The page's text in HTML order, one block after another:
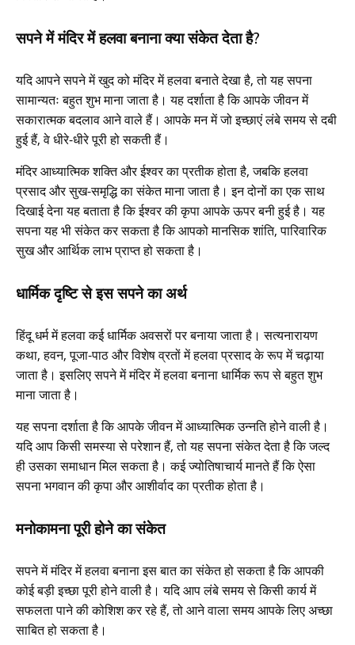
सपने में मंदिर में हलवा बनाना क्या संकेत देता है?
यदि आपने सपने में खुद को मंदिर में हलवा बनाते देखा है, तो यह सपना
सामान्यतः बहुत शुभ माना जाता है। यह दर्शाता है कि आपके जीवन में
सकारात्मक बदलाव आने वाले हैं। आपके मन में जो इच्छाएं लंबे समय से दबी
हुई हैं, वे धीरे-धीरे पूरी हो सकती हैं।
मंदिर आध्यात्मिक शक्ति और ईश्वर का प्रतीक होता है, जबकि हलवा
प्रसाद और सुख-समृद्धि का संकेत माना जाता है। इन दोनों का एक साथ
दिखाई देना यह बताता है कि ईश्वर की कृपा आपके ऊपर बनी हुई है। यह
सपना यह भी संकेत कर सकता है कि आपको मानसिक शांति, पारिवारिक
सुख और आर्थिक लाभ प्राप्त हो सकता है।
धार्मिक दृष्टि से इस सपने का अर्थ
हिंदू धर्म में हलवा कई धार्मिक अवसरों पर बनाया जाता है। सत्यनारायण
कथा, हवन, पूजा-पाठ और विशेष व्रतों में हलवा प्रसाद के रूप में चढ़ाया
जाता है। इसलिए सपने में मंदिर में हलवा बनाना धार्मिक रूप से बहुत शुभ
माना जाता है।
यह सपना दर्शाता है कि आपके जीवन में आध्यात्मिक उन्नति होने वाली है।
यदि आप किसी समस्या से परेशान हैं, तो यह सपना संकेत देता है कि जल्द
ही उसका समाधान मिल सकता है। कई ज्योतिषाचार्य मानते हैं कि ऐसा
सपना भगवान की कृपा और आशीर्वाद का प्रतीक होता है।
मनोकामना पूरी होने का संकेत
सपने में मंदिर में हलवा बनाना इस बात का संकेत हो सकता है कि आपकी
कोई बड़ी इच्छा पूरी होने वाली है। यदि आप लंबे समय से किसी कार्य में
सफलता पाने की कोशिश कर रहे हैं, तो आने वाला समय आपके लिए अच्छा
साबित हो सकता है।